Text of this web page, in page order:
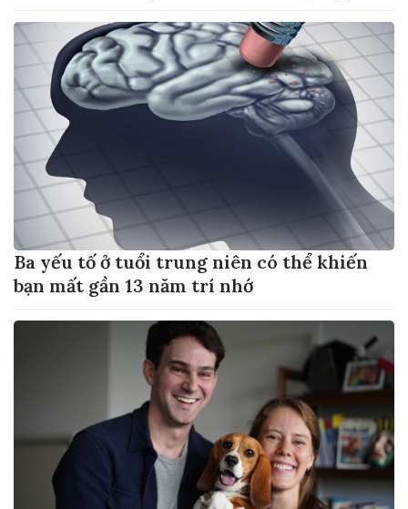
Ba yếu tố ở tuổi trung niên có thể khiến
bạn mất gần 13 năm trí nhớ